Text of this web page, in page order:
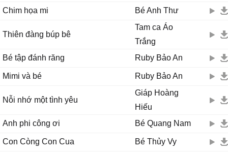
Chim họa mi Bé Anh Thư
Thiên đàng búp bê
Tam ca Áo
Trắng
Bé tập đánh răng
Ruby Bảo An
Mimi và bé Ruby Bảo An
Nỗi nhớ một tình yêu
Giáp Hoàng
Hiếu
Anh phi công ơi
Bé Quang Nam
Con Còng Con Cua Bé Thủy Vy